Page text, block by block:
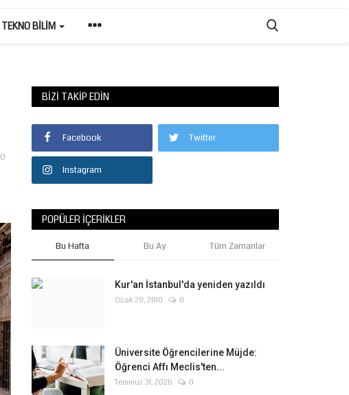
TEKNO BILIM
0
BIZI TAKIP EDIN
Facebook Twitter
Instagram
POPÜLER İÇERIKLER
Bu Hafta Bu Ay Tüm Zamanlar
Kur'an İstanbul'da yeniden yazıldı
Ocak 29, 2010 0
Üniversite Öğrencilerine Müjde:
Öğrenci Affı Meclis'ten...
Temmuz 31, 2026 0